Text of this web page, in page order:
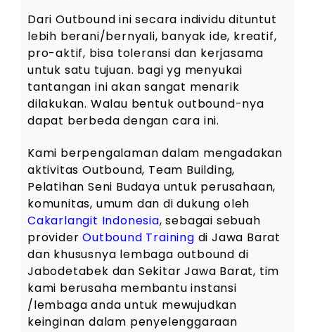
Dari Outbound ini secara individu dituntut
lebih berani/bernyali, banyak ide, kreatif,
pro-aktif, bisa toleransi dan kerjasama
untuk satu tujuan. bagi yg menyukai
tantangan ini akan sangat menarik
dilakukan. Walau bentuk outbound-nya
dapat berbeda dengan cara ini.
Kami berpengalaman dalam mengadakan
aktivitas Outbound, Team Building,
Pelatihan Seni Budaya untuk perusahaan,
komunitas, umum dan di dukung oleh
Cakarlangit Indonesia, sebagai sebuah
providerOutbound Training di Jawa Barat
dan khususnya lembaga outbound di
Jabodetabek dan Sekitar Jawa Barat, tim
kami berusaha membantu instansi
/lembaga anda untuk mewujudkan
keinginan dalam penyelenggaraan